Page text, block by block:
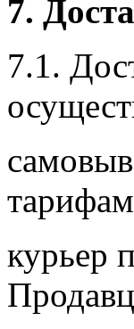
7.
7.1.
курьер